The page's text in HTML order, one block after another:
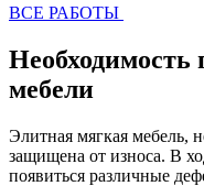
ВСЕ РАБОТЫ
Необходимость
мебели
Элитная мягкая мебель,
защищена от износа. В
появиться различные